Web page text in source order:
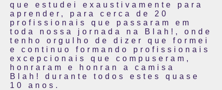
que estudei exaustivamente para
aprender, para cerca de 20
profissionais que passaram em
toda nossa jornada na Blah!, onde
tenho orgulho de dizer que formei
e continuo formando profissionais
excepcionais que compuseram,
honraram e honran a camisa
Blah! durante todos estes quase
10 anos.